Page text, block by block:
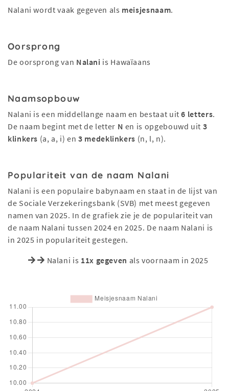
Nalani wordt vaak gegeven als meisjesnaam.
Oorsprong
De oorsprong van Nalani is Hawaïaans
Naamsopbouw
Nalani is een middellange naam en bestaat uit6 letters.
De naam begint met de letter N en is opgebouwd uit 3
klinkers (a, a, i) en3 medeklinkers (n, l, n).
Populariteit van de naam Nalani
Nalani is een populaire babynaam en staat in de lijst van
de Sociale Verzekeringsbank (SVB) met meest gegeven
namen van 2025. In de grafiek zie je de populariteit van
de naam Nalani tussen 2024 en 2025. De naam Nalani is
in 2025 in populariteit gestegen.
Nalani is 11x gegeven als voornaam in 2025